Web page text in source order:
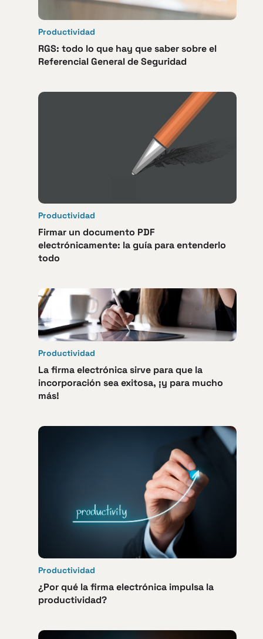
Productividad
RGS: todo lo que hay que saber sobre el
Referencial General de Seguridad
Productividad
Firmar un documento PDF
electrónicamente: la guía para entenderlo
todo
Productividad
La firma electrónica sirve para que la
incorporación sea exitosa, ¡y para mucho
más!
Productividad
¿Por qué la firma electrónica impulsa la
productividad?